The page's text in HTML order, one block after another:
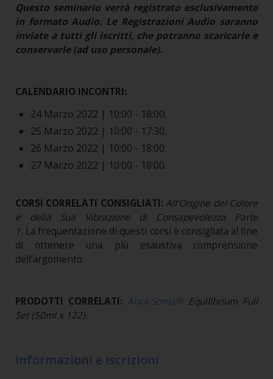
Questo seminario verrà registrato esclusivamente
in formato Audio. Le Registrazioni Audio saranno
inviate a tutti gli iscritti, che potranno scaricarle e
conservarle (ad uso personale).
CALENDARIO INCONTRI:
24 Marzo 2022 | 10:00 - 18:00;
25 Marzo 2022 | 10:00 - 17:30;
26 Marzo 2022 | 10:00 - 18:00;
27 Marzo 2022 | 10:00 - 18:00.
CORSI CORRELATI CONSIGLIATI:All’Origine del Colore
e della Sua Vibrazione di Consapevolezza Parte
1. La frequentazione di questi corsi è consigliata al fine
di ottenere una più esaustiva comprensione
dell'argomento.
PRODOTTI CORRELATI: Aura-Soma® Equilibrium Full
Set (50ml x 122).
Informazioni e Iscrizioni